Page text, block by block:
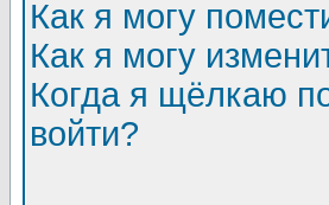
Как я могу
Как я могу
Когда я щёлкаю
войти?